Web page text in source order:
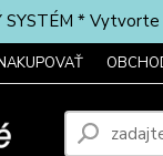
SYSTÉM *